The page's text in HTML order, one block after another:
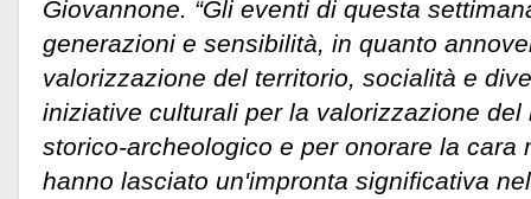
Giovannone. “Gli eventi di questa
generazioni e sensibilità, in quanto
valorizzazione del territorio, socialità e
iniziative culturali per la valorizzazione del
storico-archeologico e per onorare la cara
hanno lasciato un'impronta significativa